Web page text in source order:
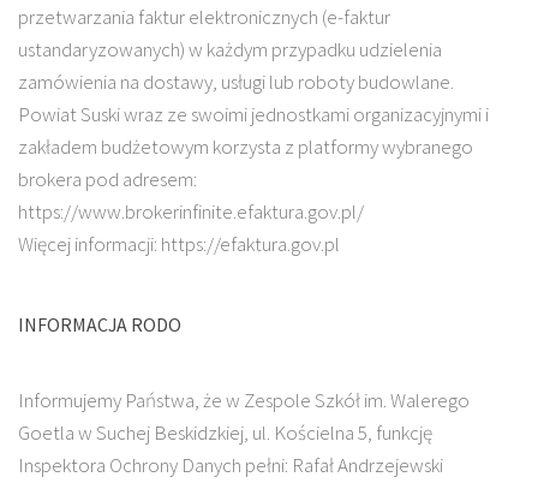
przetwarzania faktur elektronicznych (e-faktur
ustandaryzowanych) w każdym przypadku udzielenia
zamówienia na dostawy, usługi lub roboty budowlane.
Powiat Suski wraz ze swoimi jednostkami organizacyjnymi i
zakładem budżetowym korzysta z platformy wybranego
brokera pod adresem:
https://www.brokerinfinite.efaktura.gov.pl/
Więcej informacji: https://efaktura.gov.pl
INFORMACJA RODO
Informujemy Państwa, że w Zespole Szkół im. Walerego
Goetla w Suchej Beskidzkiej, ul. Kościelna 5, funkcję
Inspektora Ochrony Danych pełni: Rafał Andrzejewski